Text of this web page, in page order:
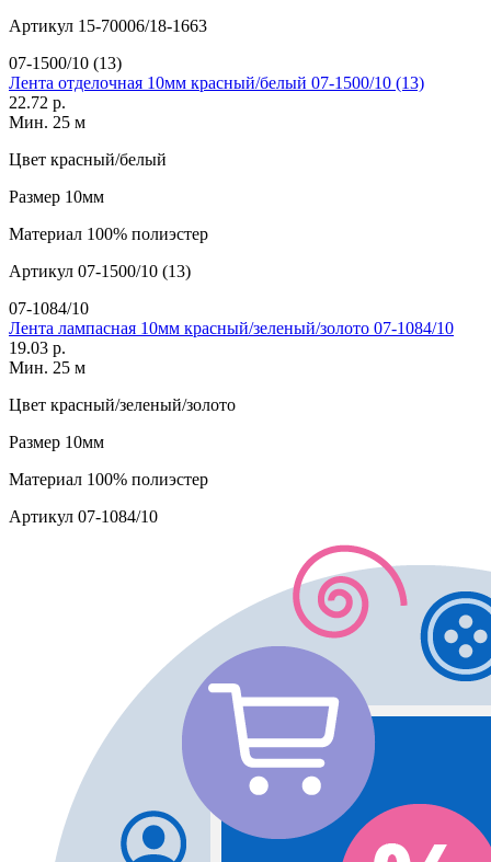
Артикул 15-70006/18-1663
07-1500/10 (13)
Лента отделочная 10мм красный/белый 07-1500/10 (13)
22.72 р.
Мин. 25 м
Цвет красный/белый
Размер 10мм
Материал 100% полиэстер
Артикул 07-1500/10 (13)
07-1084/10
Лента лампасная 10мм красный/зеленый/золото 07-1084/10
19.03 р.
Мин. 25 м
Цвет красный/зеленый/золото
Размер 10мм
Материал 100% полиэстер
Артикул 07-1084/10